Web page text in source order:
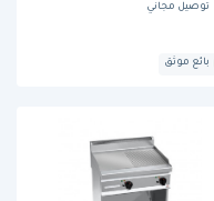
توصيل مجاني
بائع موثق